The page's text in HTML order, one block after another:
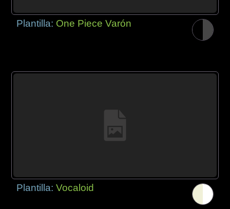
Plantilla: One Piece Varón
Plantilla:Vocaloid